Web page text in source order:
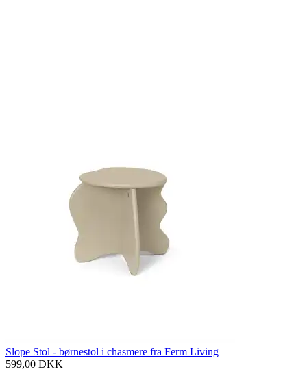
Slope Stol - børnestol i chasmere fra Ferm Living
599,00 DKK